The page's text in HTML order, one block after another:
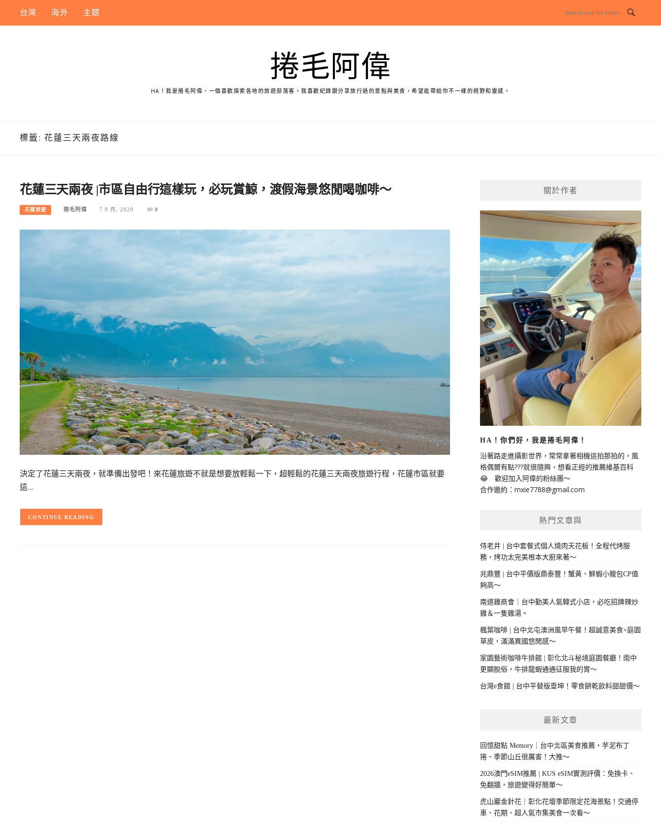
content
台灣 海外 主題
捲毛阿偉
HA！我是捲毛阿偉，一個喜歡探索各地的旅遊部落客。我喜歡紀錄跟分享旅行過的景點與美食，希望能帶給你不一樣的視野和靈感。
標籤: 花蓮三天兩夜路線
花蓮三天兩夜 |市區自由行這樣玩，必玩賞鯨，渡假海景悠閒喝咖啡～
花蓮旅遊 捲毛阿偉 7 9 月, 2020 0
決定了花蓮三天兩夜，就準備出發吧！來花蓮旅遊不就是想要放輕鬆一下，超輕鬆的花蓮三天兩夜旅遊行程，花蓮市區就要
這…
CONTINUE READING
關於作者
HA！你們好，我是捲毛阿偉！
沿著路走進攝影世界，常常拿著相機這拍那拍的，風
格偶爾有點???就很隨興，想看正經的推薦維基百科
😂 歡迎加入阿偉的粉絲團～
合作邀約： mxie7788@gmail.com
熱門文章與
侍老井 | 台中套餐式個人燒肉天花板！全程代烤服
務，烤功太完美根本大廚來著～
兆鼎豐 | 台中平價版鼎泰豐！蟹黃、鮮蝦小籠包CP值
夠高～
南道雞商會｜台中勤美人氣韓式小店，必吃招牌辣炒
雞＆一隻雞湯。
楓葉咖啡 | 台中北屯澳洲風早午餐！超誠意美食+庭園
草皮，滿滿異國悠閒感～
家園藝術咖啡牛排館 | 彰化北斗秘境庭園餐廳！雨中
更顯脫俗，牛排龍蝦通通征服我的胃～
台灣e食館 | 台中平替版垂坤！零食餅乾飲料甜甜價～
最新文章
回憶甜點 Memory｜台中北區美食推薦，芋泥布丁
捲、季節山丘很厲害！大推～
2026澳門eSIM推薦 | KUS eSIM實測評價：免換卡、
免翻牆，旅遊變得好簡單～
虎山巖金針花｜彰化花壇季節限定花海景點！交通停
車、花期、超人氣市集美食一次看～